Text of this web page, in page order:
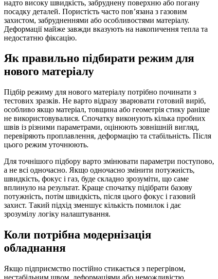
надто високу швидкість, забруднену поверхню або погану
посадку деталей. Пористість часто пов’язана з газовим
захистом, забрудненнями або особливостями матеріалу.
Деформації майже завжди вказують на накопичення тепла та
недостатню фіксацію.
Як правильно підбирати режим для
нового матеріалу
Підбір режиму для нового матеріалу потрібно починати з
тестових зразків. Не варто відразу зварювати готовий виріб,
особливо якщо матеріал, товщина або геометрія стику раніше
не використовувалися. Спочатку виконують кілька пробних
швів із різними параметрами, оцінюють зовнішній вигляд,
перевіряють проплавлення, деформацію та стабільність. Після
цього режим уточнюють.
Для точнішого підбору варто змінювати параметри поступово,
а не всі одночасно. Якщо одночасно змінити потужність,
швидкість, фокус і газ, буде складно зрозуміти, що саме
вплинуло на результат. Краще спочатку підібрати базову
потужність, потім швидкість, після цього фокус і газовий
захист. Такий підхід зменшує кількість помилок і дає
зрозумілу логіку налаштування.
Коли потрібна модернізація
обладнання
Якщо підприємство постійно стикається з перегрівом,